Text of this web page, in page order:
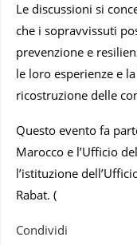
Le discussioni si
che i sopravvissuti
prevenzione e
le loro esperienze e
ricostruzione delle
Questo evento fa
Marocco e l’Ufficio
l’istituzione
Rabat. (
Condividi